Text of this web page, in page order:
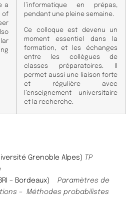
a
of
l’informatique en prépas,
pendant une pleine semaine.
Ce colloque est devenu un
moment essentiel dans la
formation, et les échanges
entre les collègues de
classes préparatoires. Il
permet aussi une liaison forte
et régulière avec
l’enseignement universitaire
et la recherche.
Grenoble Alpes) TP
– Bordeaux)
Paramètres de
– Méthodes probabilistes